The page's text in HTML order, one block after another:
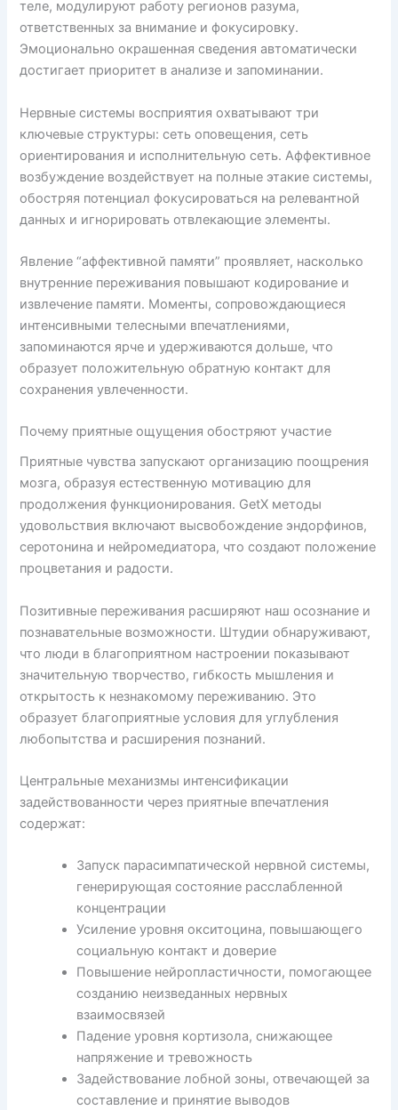
теле, модулируют работу регионов разума,
ответственных за внимание и фокусировку.
Эмоционально окрашенная сведения автоматически
достигает приоритет в анализе и запоминании.
Нервные системы восприятия охватывают три
ключевые структуры: сеть оповещения, сеть
ориентирования и исполнительную сеть. Аффективное
возбуждение воздействует на полные этакие системы,
обостряя потенциал фокусироваться на релевантной
данных и игнорировать отвлекающие элементы.
Явление “аффективной памяти” проявляет, насколько
внутренние переживания повышают кодирование и
извлечение памяти. Моменты, сопровождающиеся
интенсивными телесными впечатлениями,
запоминаются ярче и удерживаются дольше, что
образует положительную обратную контакт для
сохранения увлеченности.
Почему приятные ощущения обостряют участие
Приятные чувства запускают организацию поощрения
мозга, образуя естественную мотивацию для
продолжения функционирования. GetX методы
удовольствия включают высвобождение эндорфинов,
серотонина и нейромедиатора, что создают положение
процветания и радости.
Позитивные переживания расширяют наш осознание и
познавательные возможности. Штудии обнаруживают,
что люди в благоприятном настроении показывают
значительную творчество, гибкость мышления и
открытость к незнакомому переживанию. Это
образует благоприятные условия для углубления
любопытства и расширения познаний.
Центральные механизмы интенсификации
задействованности через приятные впечатления
содержат:
Запуск парасимпатической нервной системы,
генерирующая состояние расслабленной
концентрации
Усиление уровня окситоцина, повышающего
социальную контакт и доверие
Повышение нейропластичности, помогающее
созданию неизведанных нервных
взаимосвязей
Падение уровня кортизола, снижающее
напряжение и тревожность
Задействование лобной зоны, отвечающей за
составление и принятие выводов